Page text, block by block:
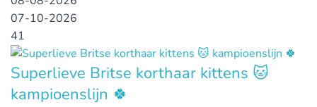
07-10-2026
41
Superlieve Britse korthaar kittens 🐱
kampioenslijn 🍀